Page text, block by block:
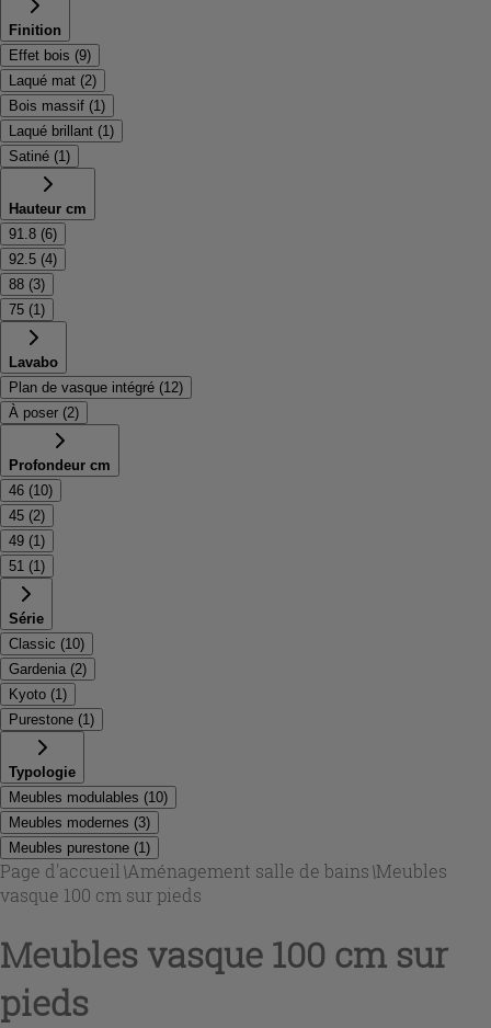
Finition
Effet bois (9)
Laqué mat (2)
Bois massif (1)
Laqué brillant (1)
Satiné (1)
Hauteur cm
91.8 (6)
92.5 (4)
88 (3)
75 (1)
Lavabo
Plan de vasque intégré (12)
À poser (2)
Profondeur cm
46 (10)
45 (2)
49 (1)
51 (1)
Série
Classic (10)
Gardenia (2)
Kyoto (1)
Purestone (1)
Typologie
Meubles modulables (10)
Meubles modernes (3)
Meubles purestone (1)
Page d'accueil \Aménagement salle de bains\Meubles
vasque 100 cm sur pieds
Meubles vasque 100 cm sur
pieds